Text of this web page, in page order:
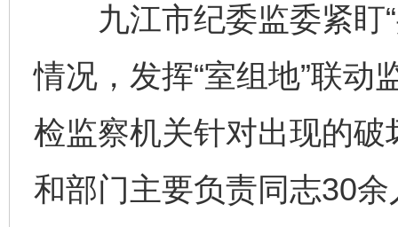
九江市纪委监委紧盯“
情况，发挥“室组地”联动
检监察机关针对出现的
和部门主要负责同志30